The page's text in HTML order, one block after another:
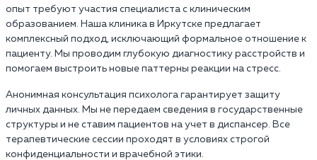
опыт требуют участия специалиста с клиническим
образованием. Наша клиника в Иркутске предлагает
комплексный подход, исключающий формальное отношение к
пациенту. Мы проводим глубокую диагностику расстройств и
помогаем выстроить новые паттерны реакции на стресс.
Анонимная консультация психолога гарантирует защиту
личных данных. Мы не передаем сведения в государственные
структуры и не ставим пациентов на учет в диспансер. Все
терапевтические сессии проходят в условиях строгой
конфиденциальности и врачебной этики.